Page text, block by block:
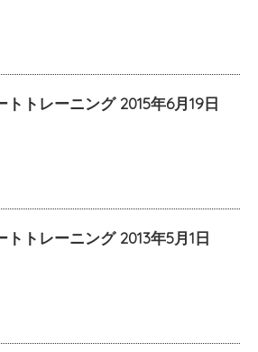
トトレーニング 2015年6月19日
トトレーニング 2013年5月1日